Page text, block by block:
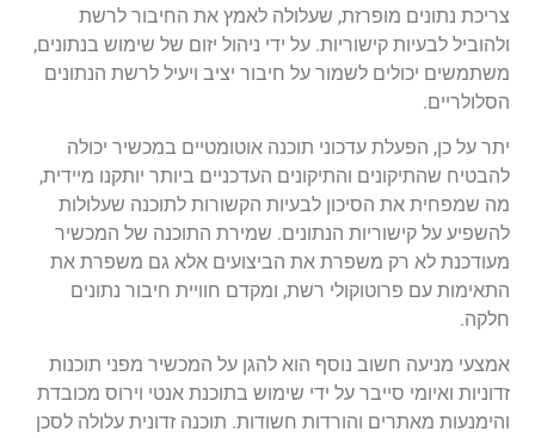
צריכת נתונים מופרזת, שעלולה לאמץ את החיבור לרשת
ולהוביל לבעיות קישוריות. על ידי ניהול יזום של שימוש בנתונים,
משתמשים יכולים לשמור על חיבור יציב ויעיל לרשת הנתונים
הסלולריים.
יתר על כן, הפעלת עדכוני תוכנה אוטומטיים במכשיר יכולה
להבטיח שהתיקונים והתיקונים העדכניים ביותר יותקנו מיידית,
מה שמפחית את הסיכון לבעיות הקשורות לתוכנה שעלולות
להשפיע על קישוריות הנתונים. שמירת התוכנה של המכשיר
מעודכנת לא רק משפרת את הביצועים אלא גם משפרת את
התאימות עם פרוטוקולי רשת, ומקדם חוויית חיבור נתונים
חלקה.
אמצעי מניעה חשוב נוסף הוא להגן על המכשיר מפני תוכנות
זדוניות ואיומי סייבר על ידי שימוש בתוכנת אנטי וירוס מכובדת
והימנעות מאתרים והורדות חשודות. תוכנה זדונית עלולה לסכן